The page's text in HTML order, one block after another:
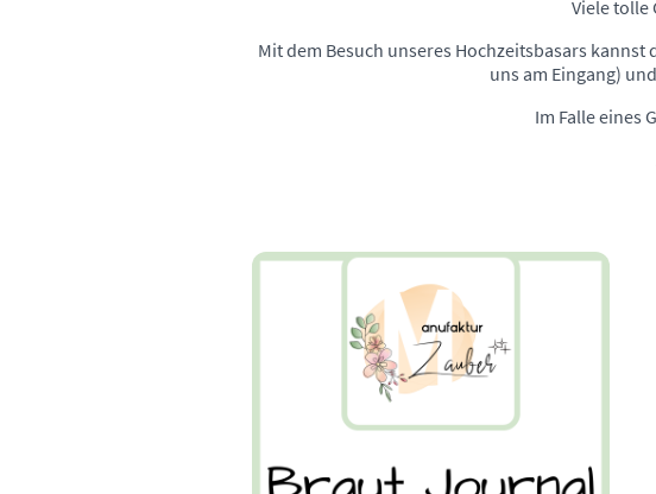
Viele tolle
Mit dem Besuch unseres Hochzeitsbasars
uns am Eingang)
Im Falle eines